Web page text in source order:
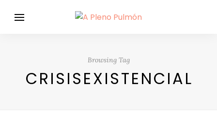
Browsing Tag
CRISISEXISTENCIAL